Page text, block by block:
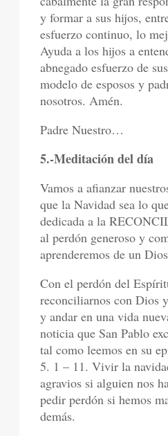
y formar a sus hijos,
esfuerzo continuo, lo
Ayuda a los hijos a
abnegado esfuerzo de
modelo de esposos y
nosotros. Amén.
Padre Nuestro…
5.-Meditación del día
Vamos a afianzar
que la Navidad sea lo
dedicada a la
al perdón generoso y
aprenderemos de un
Con el perdón del
reconciliarnos con Dios
y andar en una vida
noticia que San Pablo
tal como leemos en su
5. 1 – 11. Vivir la
agravios si alguien nos
pedir perdón si hemos
demás.